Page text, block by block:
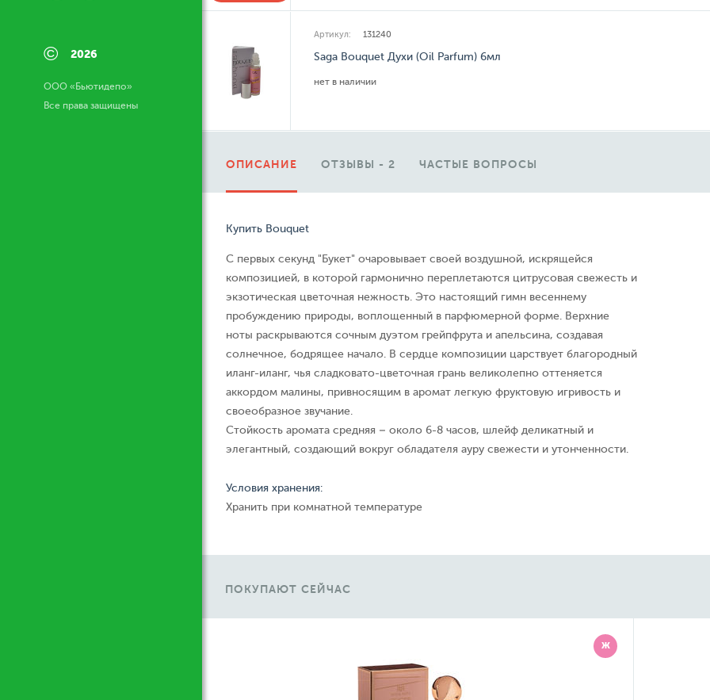
© 2026
ООО «Бьютидепо»
Все права защищены
Артикул: 131240
Saga Bouquet Духи (Oil Parfum) 6мл
нет в наличии
ОПИСАНИЕ ОТЗЫВЫ - 2 ЧАСТЫЕ ВОПРОСЫ
Купить Bouquet
С первых секунд "Букет" очаровывает своей воздушной, искрящейся
композицией, в которой гармонично переплетаются цитрусовая свежесть и
экзотическая цветочная нежность. Это настоящий гимн весеннему
пробуждению природы, воплощенный в парфюмерной форме. Верхние
ноты раскрываются сочным дуэтом грейпфрута и апельсина, создавая
солнечное, бодрящее начало. В сердце композиции царствует благородный
иланг-иланг, чья сладковато-цветочная грань великолепно оттеняется
аккордом малины, привносящим в аромат легкую фруктовую игривость и
своеобразное звучание.
Стойкость аромата средняя – около 6-8 часов, шлейф деликатный и
элегантный, создающий вокруг обладателя ауру свежести и утонченности.
Условия хранения:
Хранить при комнатной температуре
ПОКУПАЮТ СЕЙЧАС